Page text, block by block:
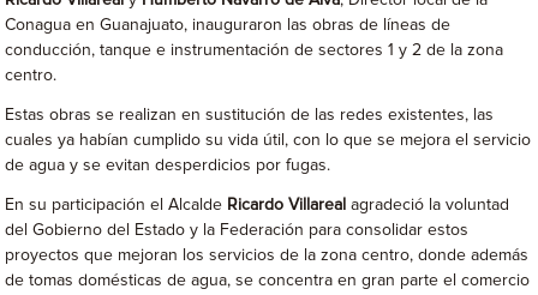
Conagua en Guanajuato, inauguraron las obras de líneas de
conducción, tanque e instrumentación de sectores 1 y 2 de la zona
centro.
Estas obras se realizan en sustitución de las redes existentes, las
cuales ya habían cumplido su vida útil, con lo que se mejora el servicio
de agua y se evitan desperdicios por fugas.
En su participación el Alcalde Ricardo Villareal agradeció la voluntad
del Gobierno del Estado y la Federación para consolidar estos
proyectos que mejoran los servicios de la zona centro, donde además
de tomas domésticas de agua, se concentra en gran parte el comercio